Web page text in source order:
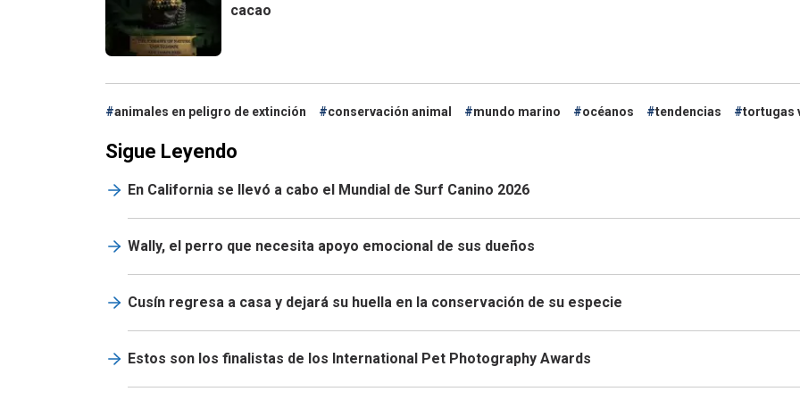
cacao
animales en peligro de extinción conservación animal mundo marino océanos tendencias tortugas
Sigue Leyendo
En California se llevó a cabo el Mundial de Surf Canino 2026
Wally, el perro que necesita apoyo emocional de sus dueños
Cusín regresa a casa y dejará su huella en la conservación de su especie
Estos son los finalistas de los International Pet Photography Awards